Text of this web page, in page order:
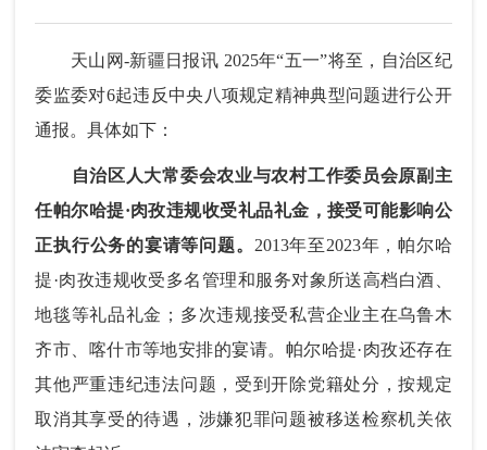
天山网-新疆日报讯 2025年“五一”将至，自治区纪
委监委对6起违反中央八项规定精神典型问题进行公开
通报。具体如下：
自治区人大常委会农业与农村工作委员会原副主
任帕尔哈提·肉孜违规收受礼品礼金，接受可能影响公
正执行公务的宴请等问题。 2013年至2023年，帕尔哈
提·肉孜违规收受多名管理和服务对象所送高档白酒、
地毯等礼品礼金；多次违规接受私营企业主在乌鲁木
齐市、喀什市等地安排的宴请。帕尔哈提·肉孜还存在
其他严重违纪违法问题，受到开除党籍处分，按规定
取消其享受的待遇，涉嫌犯罪问题被移送检察机关依